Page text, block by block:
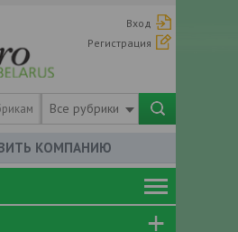
Вход
Регистрация
Все рубрики
КОМПАНИЮ